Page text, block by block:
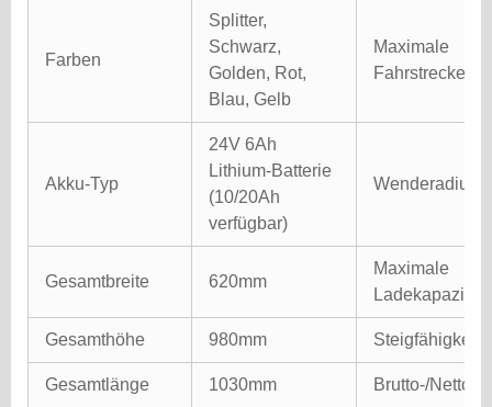
Farben
Splitter,
Schwarz,
Golden, Rot,
Blau, Gelb
Maximale
Fahrstrecke
Akku-Typ
24V 6Ah
Lithium-Batterie
(10/20Ah
verfügbar)
Wenderadius
Gesamtbreite 620mm
Maximale
Ladekapazität
Gesamthöhe 980mm Steigfähigkeit
Gesamtlänge 1030mm Brutto-/